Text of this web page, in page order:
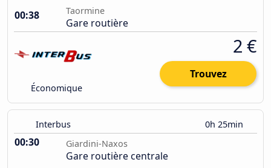
00:38
Taormine
Gare routière
Économique
2 €
Trouvez
Interbus 0h 25min
00:30 Giardini-Naxos
Gare routière centrale